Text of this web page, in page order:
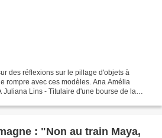
des réflexions sur le pillage d'objets à
rompre avec ces modèles. Ana Amélia
Juliana Lins - Titulaire d'une bourse de la
: "Non au train Maya,